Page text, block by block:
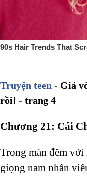
Truyện teen - Giả
rồi! - trang 4
Chương 21: Cái
Trong màn đêm với
giọng nam nhân